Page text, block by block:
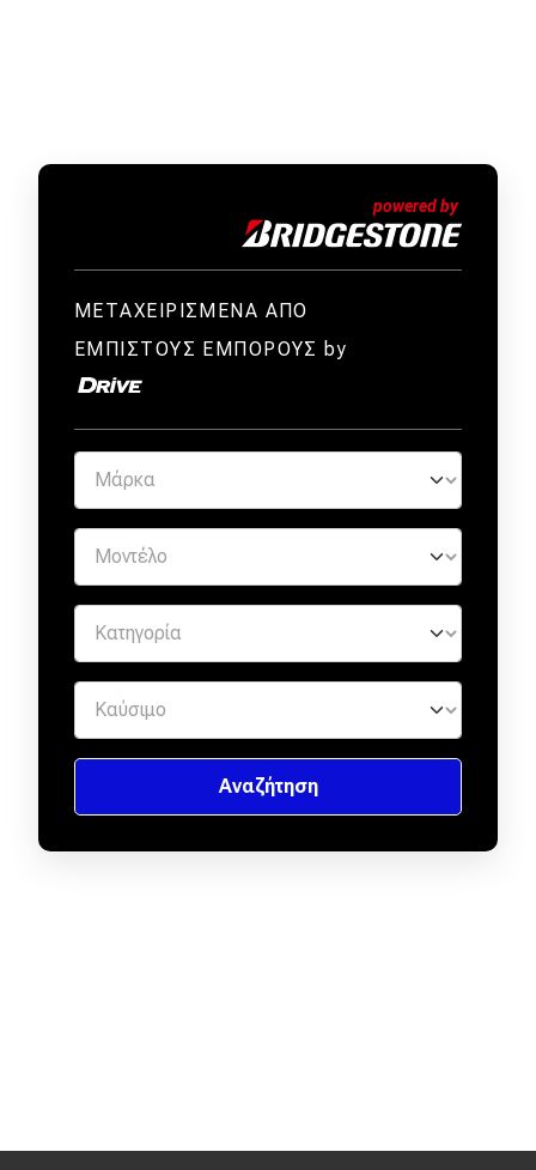
ΜΕΤΑΧΕΙΡΙΣΜΕΝΑ ΑΠΟ
ΕΜΠΙΣΤΟΥΣ ΕΜΠΟΡΟΥΣ by